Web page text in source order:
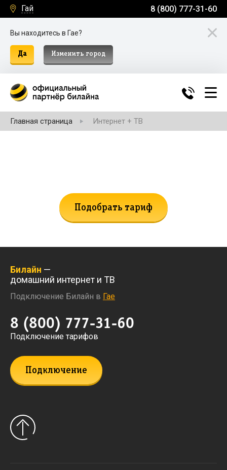
Гай 8 (800) 777-31-60
Вы находитесь в Гае?
Да Изменить город
Главная страница Интернет + ТВ
Подобрать тариф
Билайн —
домашний интернет и ТВ
Подключение Билайн в Гае
8 (800) 777-31-60
Подключение тарифов
Подключение